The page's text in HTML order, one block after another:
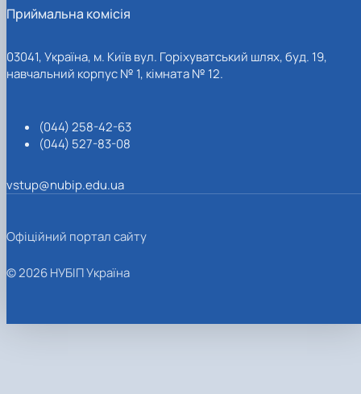
Приймальна комісія
03041, Україна, м. Київ вул. Горіхуватський шлях, буд. 19,
навчальний корпус № 1, кімната № 12.
(044) 258-42-63
(044) 527-83-08
vstup@nubip.edu.ua
Офіційний портал сайту
© 2026 НУБІП Україна